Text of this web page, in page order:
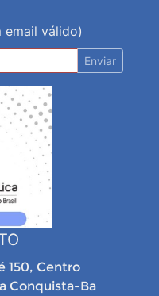
email válido)
Enviar
150, Centro
Conquista-Ba